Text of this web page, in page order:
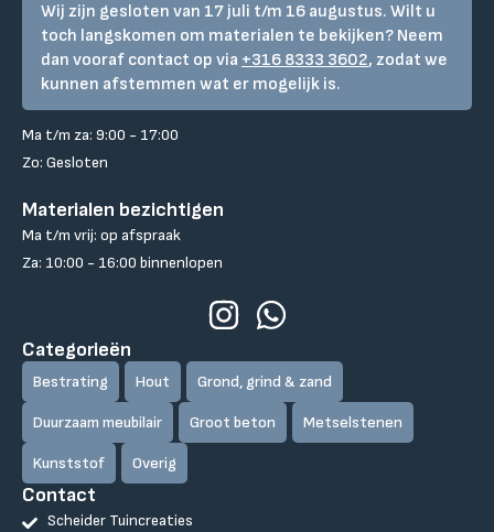
Wij zijn gesloten van 17 juli t/m 16 augustus. Wilt u
toch langskomen om materialen te bekijken? Neem
dan vooraf contact op via +316 8333 3602, zodat we
kunnen afstemmen wat er mogelijk is.
Ma t/m za: 9:00 - 17:00
Zo: Gesloten
Materialen bezichtigen
Ma t/m vrij: op afspraak
Za: 10:00 - 16:00 binnenlopen
Categorieën
Bestrating Hout Grond, grind & zand
Duurzaam meubilair Groot beton Metselstenen
Kunststof Overig
Contact
Scheider Tuincreaties